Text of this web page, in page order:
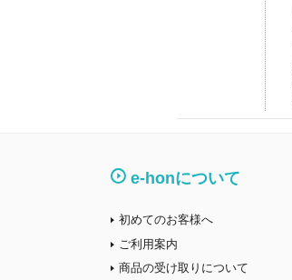
e-honについて
初めてのお客様へ
ご利用案内
商品の受け取りについて